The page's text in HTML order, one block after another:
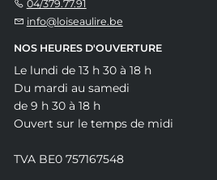
04/379.77.91
info@loiseaulire.be
NOS HEURES D'OUVERTURE
Le lundi de 13 h 30 à 18 h
Du mardi au samedi
de 9 h 30 à 18 h
Ouvert sur le temps de midi
TVA BE0 757167548